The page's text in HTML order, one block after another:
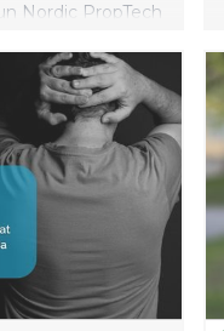
Nordic PropTech
kaupungeille.
sovelluksen
kestävien
ja
on sovellus,
ja
Sen avulla
pyytää ja
mikä
ja edistää